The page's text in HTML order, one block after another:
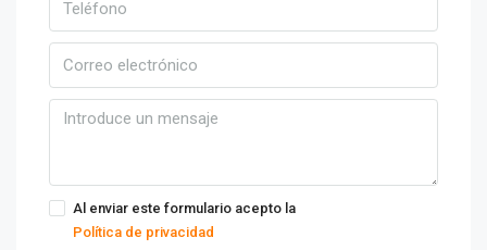
Al enviar este formulario acepto la
Política de privacidad